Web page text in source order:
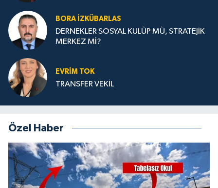
BORA İZKÜBARLAS
DERNEKLER SOSYAL KULÜP MÜ, STRATEJİK
MERKEZ Mİ?
EVRİM TOK
TRANSFER VEKİL
Özel Haber